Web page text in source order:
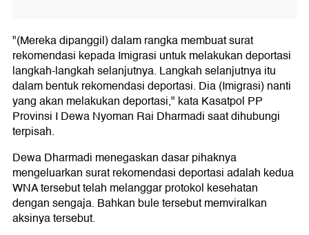
"(Mereka dipanggil) dalam rangka membuat surat
rekomendasi kepada Imigrasi untuk melakukan deportasi
langkah-langkah selanjutnya. Langkah selanjutnya itu
dalam bentuk rekomendasi deportasi. Dia (Imigrasi) nanti
yang akan melakukan deportasi," kata Kasatpol PP
Provinsi I Dewa Nyoman Rai Dharmadi saat dihubungi
terpisah.
Dewa Dharmadi menegaskan dasar pihaknya
mengeluarkan surat rekomendasi deportasi adalah kedua
WNA tersebut telah melanggar protokol kesehatan
dengan sengaja. Bahkan bule tersebut memviralkan
aksinya tersebut.